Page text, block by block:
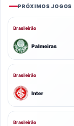
PRÓXIMOS JOGOS
Brasileirão
Palmeiras
Brasileirão
Inter
Brasileirão